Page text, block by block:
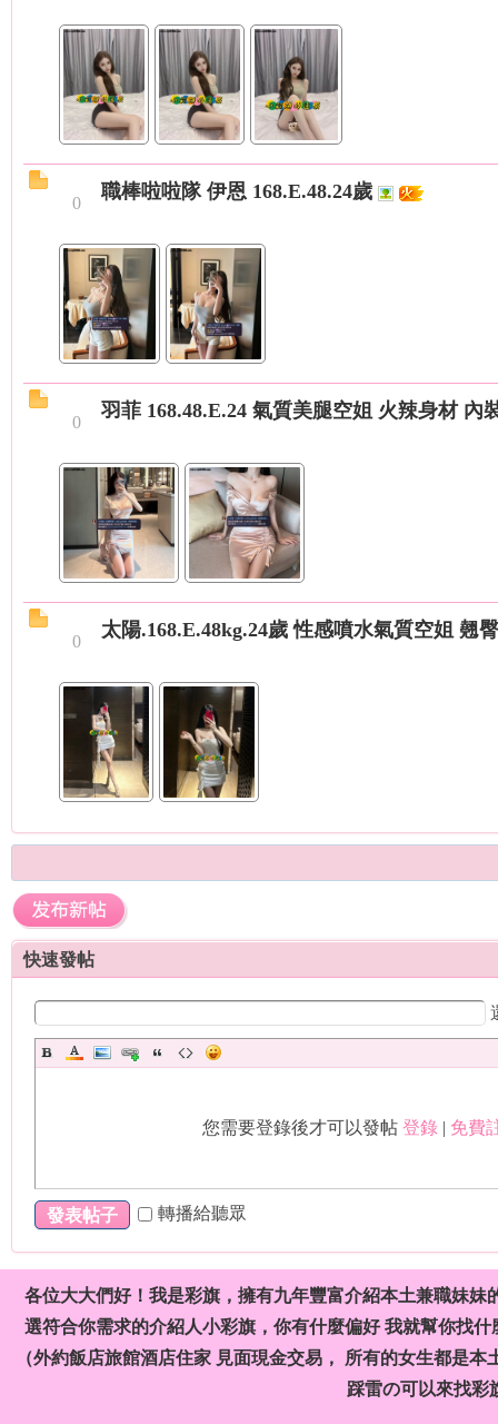
茶
0
職棒啦啦隊 伊恩 168.E.48.24歲
0
羽菲 168.48.E.24 氣質美腿空姐 火辣身材 內
0
太陽.168.E.48kg.24歲 性感噴水氣質空姐 翹
快速發帖
您需要登錄後才可以發帖 登錄| 免費
發表帖子 轉播給聽眾
各位大大們好！我是彩旗，擁有九年豐富介紹本土兼職妹
選符合你需求的介紹人小彩旗，你有什麼偏好 我就幫你找
（外約飯店旅館酒店住家 見面現金交易， 所有的女生都是
踩雷の可以來找彩